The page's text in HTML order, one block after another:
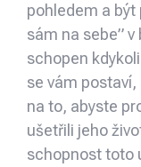
pohledem a být
sám na sebe”
schopen
se vám
na to, abyste
ušetřili jeho
schopnost toto